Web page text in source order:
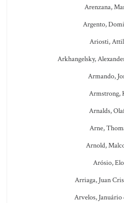
Arenzana,
Argento,
Ariosti,
Arkhangelsky,
Armando,
Armstrong,
Arnalds,
Arne,
Arnold,
Arósio,
Arriaga, Juan
Arvelos, Januário